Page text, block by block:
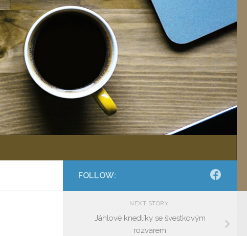
FOLLOW:
NEXT STORY
Jáhlové knedlíky se švestkovým
rozvarem